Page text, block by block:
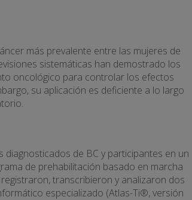
más prevalente entre las mujeres de
sistemáticas han demostrado los
oncológico para controlar los efectos
su aplicación es deficiente a lo largo
de BC y participantes en un
de prehabilitación basado en marcha
transcribieron y analizaron dos
especializado (Atlas-Ti®, versión